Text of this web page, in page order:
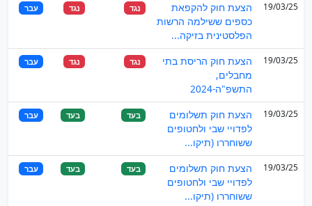
19/03/25
הצעת חוק להקפאת
כספים ששילמה הרשות
הפלסטינית בזיקה...
נגד נגד עבר
19/03/25
הצעת חוק הריסת בתי
מחבלים,
התשפ"ה-2024
נגד נגד עבר
19/03/25
הצעת חוק תשלומים
לפדויי שבי ולחטופים
ששוחררו (תיקו...
בעד בעד עבר
19/03/25
הצעת חוק תשלומים
לפדויי שבי ולחטופים
ששוחררו (תיקו...
בעד בעד עבר